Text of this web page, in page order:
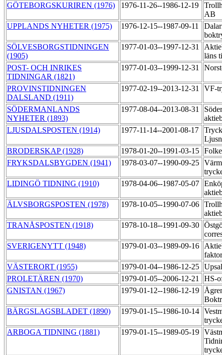
GÖTEBORGSKURIREN (1976)
1976-11-26--1986-12-19
AB
UPPLANDS NYHETER (1975)
1976-12-15--1987-09-11
SÖLVESBORGSTIDNINGEN
(1905)
1977-01-03--1997-12-31
läns
POST- OCH INRIKES
TIDNINGAR (1821)
1977-01-03--1999-12-31
PROVINSTIDNINGEN
DALSLAND (1911)
1977-02-19--2013-12-31 VF-
SÖDERMANLANDS
NYHETER (1893)
1977-08-04--2013-08-31
LJUSDALSPOSTEN (1914)
1977-11-14--2001-08-17
BRODERSKAP (1928)
1978-01-20--1991-03-15
FRYKSDALSBYGDEN (1941)
1978-03-07--1990-09-25
LIDINGÖ TIDNING (1910)
1978-04-06--1987-05-07
ÄLVSBORGSPOSTEN (1978)
1978-10-05--1990-07-06
TRANÅSPOSTEN (1918)
1978-10-18--1991-09-30
SVERIGENYTT (1948)
1979-01-03--1989-09-16
VÄSTERORT (1955)
1979-01-04--1986-12-25
PROLETÄREN (1970)
1979-01-05--2006-12-21
HS-
GNISTAN (1967)
1979-01-12--1986-12-19
BÄRGSLAGSBLADET (1890)
1979-01-15--1986-10-14
ARBOGA TIDNING (1881)
1979-01-15--1989-05-19